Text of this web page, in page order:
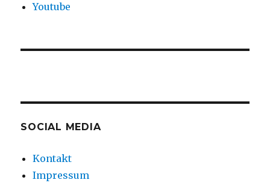
Youtube
SOCIAL MEDIA
Kontakt
Impressum